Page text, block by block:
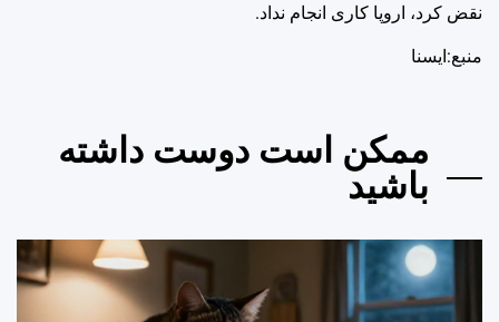
نقض کرد، اروپا کاری انجام نداد.
منبع:ایسنا
ممکن است دوست داشته
باشید